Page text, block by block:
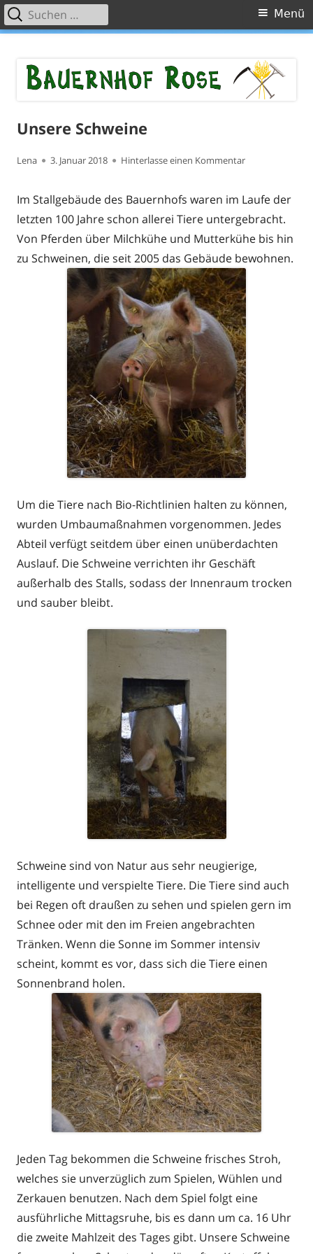
Inhalt
Primäres
Menü
Suchen
nach:
Unsere Schweine
Autor
Lena
Veröffentlicht
3. Januar 2018 Hinterlasse einen Kommentarzu Unsere
Im Stallgebäude des Bauernhofs waren im Laufe der
letzten 100 Jahre schon allerei Tiere untergebracht.
Von Pferden über Milchkühe und Mutterkühe bis hin
zu Schweinen, die seit 2005 das Gebäude bewohnen.
Um die Tiere nach Bio-Richtlinien halten zu können,
wurden Umbaumaßnahmen vorgenommen. Jedes
Abteil verfügt seitdem über einen unüberdachten
Auslauf. Die Schweine verrichten ihr Geschäft
außerhalb des Stalls, sodass der Innenraum trocken
und sauber bleibt.
Schweine sind von Natur aus sehr neugierige,
intelligente und verspielte Tiere. Die Tiere sind auch
bei Regen oft draußen zu sehen und spielen gern im
Schnee oder mit den im Freien angebrachten
Tränken. Wenn die Sonne im Sommer intensiv
scheint, kommt es vor, dass sich die Tiere einen
Sonnenbrand holen.
Jeden Tag bekommen die Schweine frisches Stroh,
welches sie unverzüglich zum Spielen, Wühlen und
Zerkauen benutzen. Nach dem Spiel folgt eine
ausführliche Mittagsruhe, bis es dann um ca. 16 Uhr
die zweite Mahlzeit des Tages gibt. Unsere Schweine